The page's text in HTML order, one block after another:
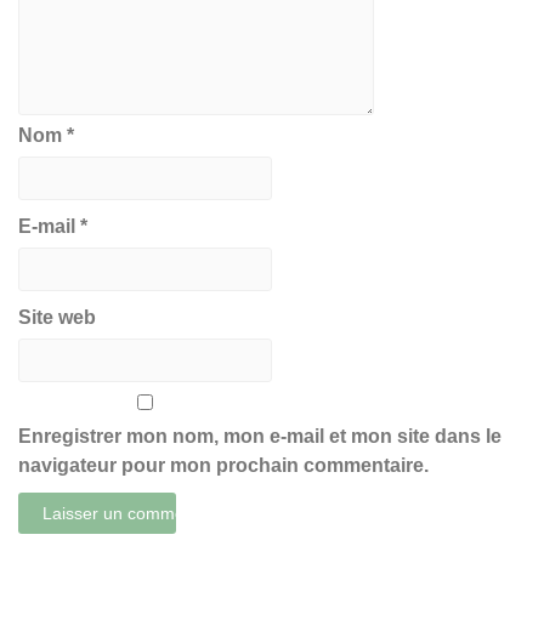
Nom *
E-mail *
Site web
Enregistrer mon nom, mon e-mail et mon site dans le
navigateur pour mon prochain commentaire.